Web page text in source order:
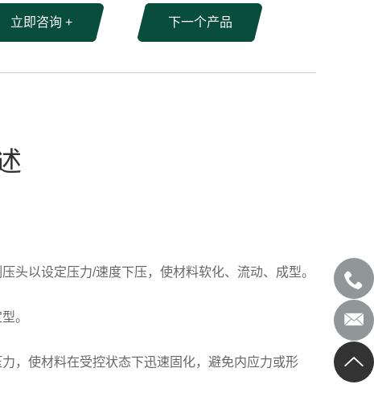
立即咨询 + 下一个产品
头以设定压力/速度下压，使材料软化、流动、成型。
。
，使材料在受控状态下迅速固化，避免内应力或形